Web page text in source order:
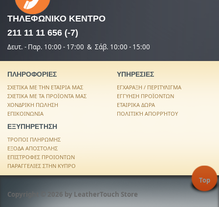
ΤΗΛΕΦΩΝΙΚΟ ΚΕΝΤΡΟ
211 11 11 656 (-7)
Δευτ. - Παρ. 10:00 - 17:00 & Σάβ. 10:00 - 15:00
ΠΛΗΡΟΦΟΡΙΕΣ
ΣΧΕΤΙΚΑ ΜΕ ΤΗΝ ΕΤΑΙΡΙΑ ΜΑΣ
ΣΧΕΤΙΚΑ ΜΕ ΤΑ ΠΡΟΪΟΝΤΑ ΜΑΣ
ΧΟΝΔΡΙΚΗ ΠΩΛΗΣΗ
ΕΠΙΚΟΙΝΩΝΙΑ
ΥΠΗΡΕΣΙΕΣ
ΕΓΧΑΡΑΞΗ / ΠΕΡΙΤΥΛΙΓΜΑ
ΕΓΓΥΗΣΗ ΠΡΟΪΟΝΤΩΝ
ΕΤΑΙΡΙΚΑ ΔΩΡΑ
ΠΟΛΙΤΙΚΉ ΑΠΟΡΡΉΤΟΥ
ΕΞΥΠΗΡΕΤΗΣΗ
ΤΡΟΠΟΙ ΠΛΗΡΩΜΗΣ
ΕΞΟΔΑ ΑΠΟΣΤΟΛΗΣ
ΕΠΙΣΤΡΟΦΕΣ ΠΡΟΙΟΝΤΩΝ
ΠΑΡΑΓΓΕΛΙΕΣ ΣΤΗΝ ΚΥΠΡΟ
Copyright © 2026 by LeatherTouch Store
Top